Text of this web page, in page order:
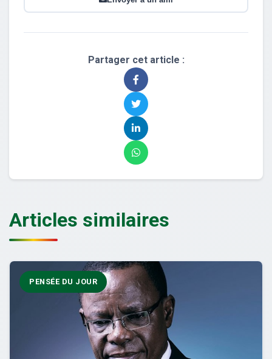
Partager cet article :
Articles similaires
PENSÉE DU JOUR